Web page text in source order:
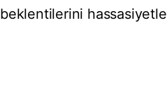
beklentilerini hassasiyetle